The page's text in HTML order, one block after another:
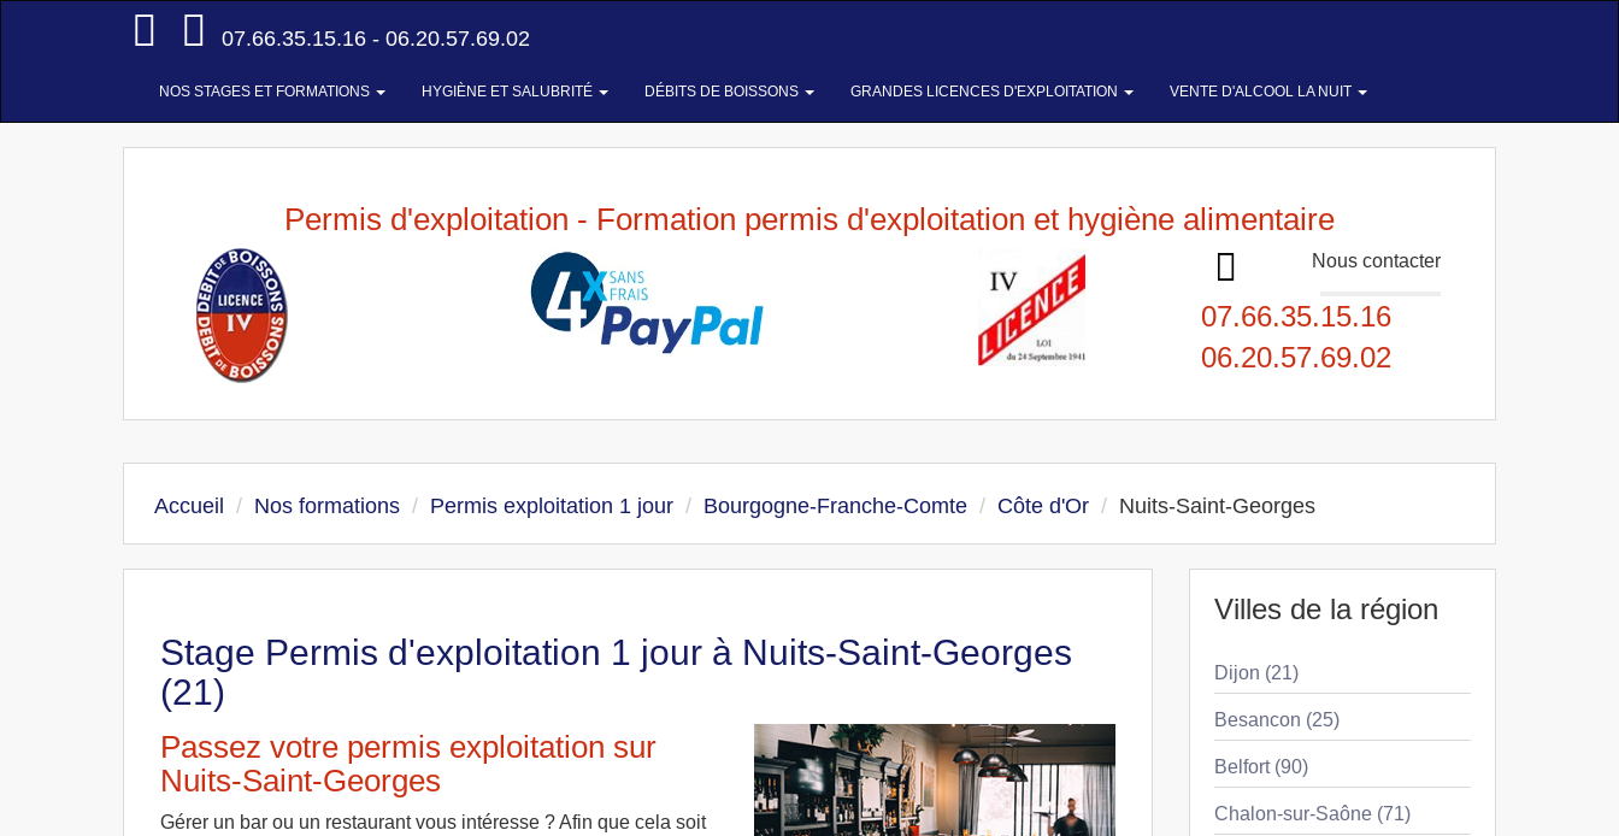
Accueil
07.66.35.15.16 - 06.20.57.69.02
NOS STAGES ET FORMATIONS HYGIÈNE ET SALUBRITÉ DÉBITS DE BOISSONS GRANDES LICENCES D'EXPLOITATION VENTE D'ALCOOL LA NUIT
Permis d'exploitation - Formation permis d'exploitation et hygiène alimentaire
Nous contacter
07.66.35.15.16
06.20.57.69.02
Accueil Nos formations Permis exploitation 1 jour Bourgogne-Franche-Comte Côte d'Or Nuits-Saint-Georges
Stage Permis d'exploitation 1 jour à Nuits-Saint-Georges
(21)
Passez votre permis exploitation sur
Nuits-Saint-Georges
Gérer un bar ou un restaurant vous intéresse ? Afin que cela soit
Villes de la région
Dijon (21)
Besancon (25)
Belfort (90)
Chalon-sur-Saône (71)